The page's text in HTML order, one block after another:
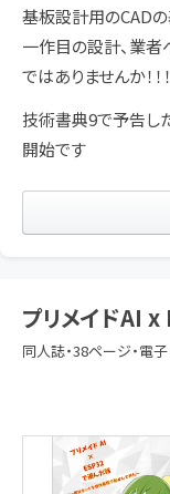
基板設計用のCAD
一作目の設計、業者
ではありませんか！！！
技術書典9で予告し
開始です
プリメイドAI
同人誌・38ページ・電子